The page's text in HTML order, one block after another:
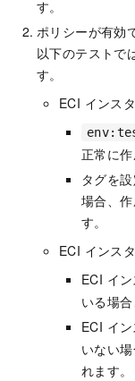
す。
ポリシーが有効
以下のテストで
す。
ECI インス
正常に作
タグを
場合、
す。
ECI インス
ECI イ
いる場合
ECI イ
いない
れます。